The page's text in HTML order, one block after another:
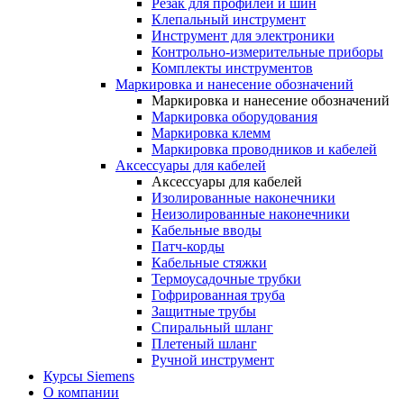
Резак для профилей и шин
Клепальный инструмент
Инструмент для электроники
Контрольно-измерительные приборы
Комплекты инструментов
Маркировка и нанесение обозначений
Маркировка и нанесение обозначений
Маркировка оборудования
Маркировка клемм
Маркировка проводников и кабелей
Аксессуары для кабелей
Аксессуары для кабелей
Изолированные наконечники
Неизолированные наконечники
Кабельные вводы
Патч-корды
Кабельные стяжки
Термоусадочные трубки
Гофрированная труба
Защитные трубы
Спиральный шланг
Плетеный шланг
Ручной инструмент
Курсы Siemens
О компании